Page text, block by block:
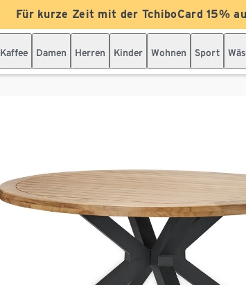
Für kurze Zeit mit der TchiboCard 15%
Kaffee Damen Herren Kinder Wohnen Sport